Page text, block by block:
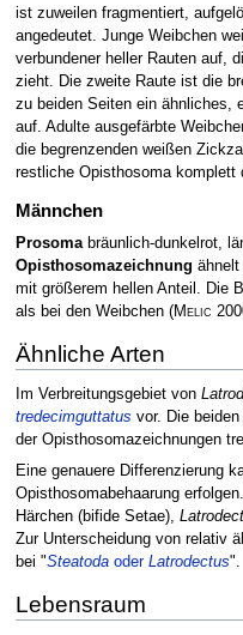
ist zuweilen fragmentiert,
angedeutet. Junge Weibchen
verbundener heller Rauten auf,
zieht. Die zweite Raute ist die
zu beiden Seiten ein ähnliches,
auf. Adulte ausgefärbte
die begrenzenden weißen
restliche Opisthosoma komplett
Männchen
Prosomabräunlich-dunkelrot,
Opisthosomazeichnung ähnelt
mit größerem hellen Anteil. Die
als bei den Weibchen (Melic
Ähnliche Arten
Im Verbreitungsgebiet von
tredecimguttatus vor. Die
der Opisthosomazeichnungen
Eine genauere Differenzierung
Opisthosomabehaarung erfolgen.
Härchen (bifide Setae),
Zur Unterscheidung von relativ
bei "Steatodaoder Latrodectus".
Lebensraum